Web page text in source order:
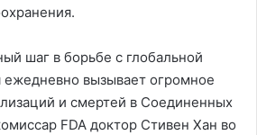
шаг в борьбе с глобальной
ежедневно вызывает огромное
и смертей в Соединенных
FDA доктор Стивен Хан во